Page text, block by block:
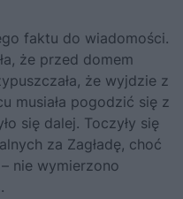
faktu do wiadomości.
że przed domem
że wyjdzie z
musiała pogodzić się z
się dalej. Toczyły się
za Zagładę, choć
nie wymierzono